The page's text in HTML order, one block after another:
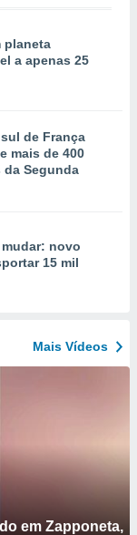
planeta
a apenas 25
de França
mais de 400
da Segunda
novo
15 mil
Mais Vídeos
em Zapponeta,